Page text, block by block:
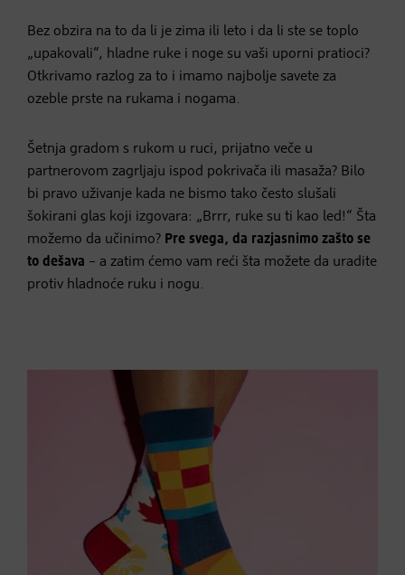
Bez obzira na to da li je zima ili leto i da li ste se toplo
„upakovali“, hladne ruke i noge su vaši uporni pratioci?
Otkrivamo razlog za to i imamo najbolje savete za
ozeble prste na rukama i nogama.
Šetnja gradom s rukom u ruci, prijatno veče u
partnerovom zagrljaju ispod pokrivača ili masaža? Bilo
bi pravo uživanje kada ne bismo tako često slušali
šokirani glas koji izgovara: „Brrr, ruke su ti kao led!“ Šta
možemo da učinimo? Pre svega, da razjasnimo zašto se
to dešava – a zatim ćemo vam reći šta možete da uradite
protiv hladnoće ruku i nogu.